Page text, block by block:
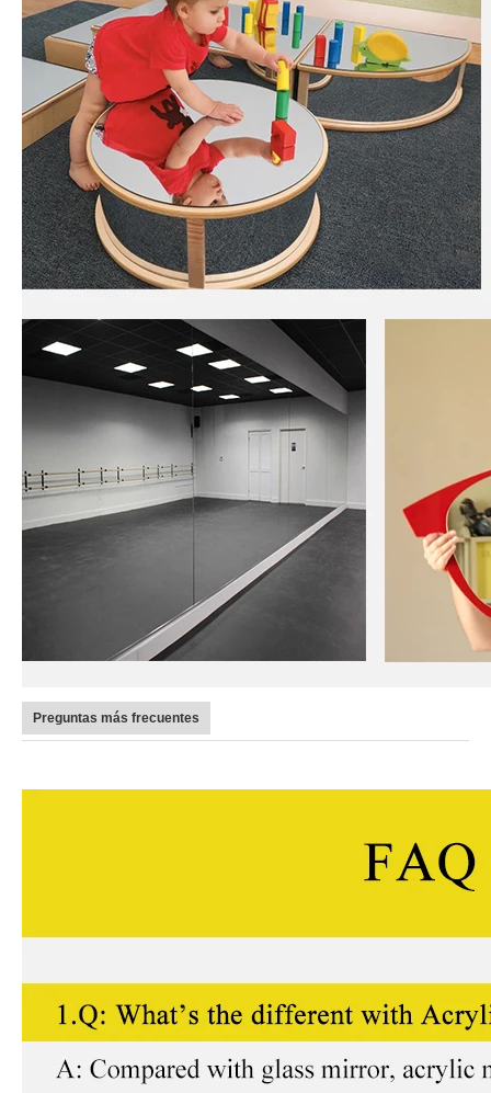
Preguntas más frecuentes